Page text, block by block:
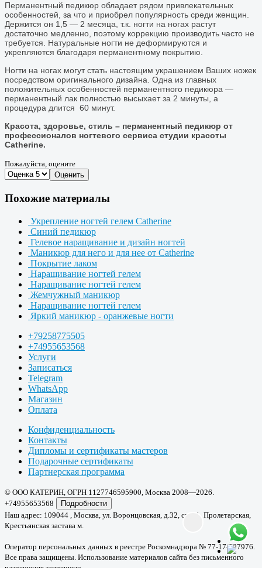
Перманентный педикюр обладает рядом привлекательных
особенностей, за что и приобрел популярность среди женщин.
Держится он 1,5 — 2 месяца, т.к. ногти на ногах растут
достаточно медленно, поэтому коррекцию производить часто не
требуется. Натуральные ногти не деформируются и
укрепляются благодаря перманентному покрытию.
Ногти на ногах могут стать настоящим украшением Ваших ножек
посредством оригинального дизайна. Одна из главных
положительных особенностей перманентного педикюра —
перманентный лак полностью высыхает за 2 минуты, а
процедура длится 60 минут.
Красота, здоровье, стиль – перманентный педикюр от
профессионалов ногтевого сервиса студии красоты
Catherine.
Пожалуйста, оцените
Оценить
Похожие материалы
Укрепление ногтей гелем Catherine
Синий педикюр
Гелевое наращивание и дизайн ногтей
Маникюр для него и для нее от Catherine
Покрытие лаком
Наращивание ногтей гелем
Наращивание ногтей гелем
Жемчужный маникюр
Наращивание ногтей гелем
Яркий маникюр - оранжевые ногти
+79258775505
+74955653568
Услуги
Записаться
Telegram
WhatsApp
Магазин
Оплата
Конфиденциальность
Контакты
Дипломы и сертификаты мастеров
Подарочные сертификаты
Партнерская программа
© ООО КАТЕРИН, ОГРН 1127746595900, Москва 2008—2026.
+74955653568
Подробности
Наш адрес: 109044 , Москва, ул. Воронцовская, д.32, стр. 1. Пролетарская,
Крестьянская застава м.
Оператор персональных данных в реестре Роскомнадзора № 77-17-007976.
Все права защищены. Использование материалов сайта без письменного